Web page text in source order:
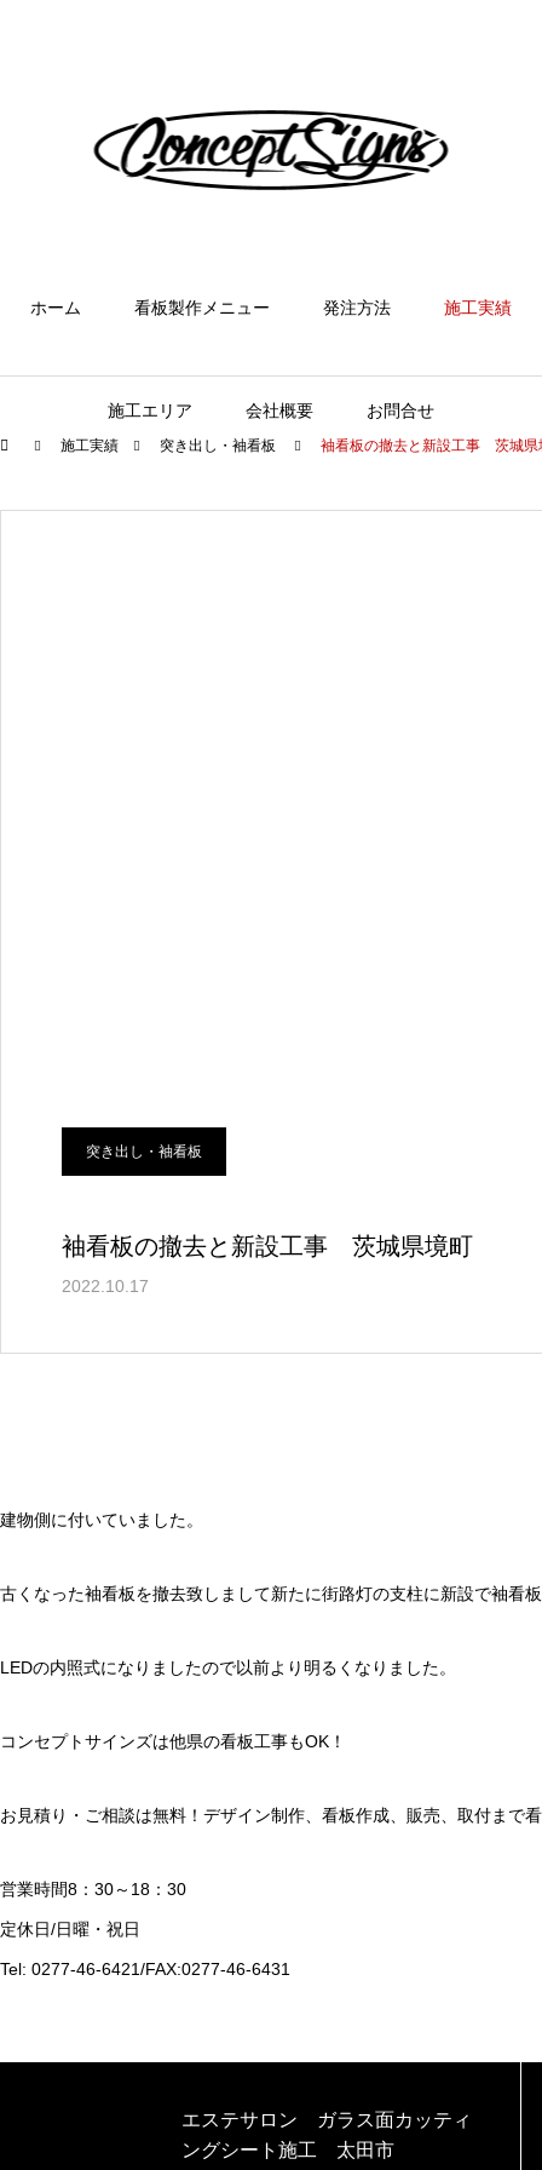
ホーム 看板製作メニュー 発注方法 施工実績
施工エリア 会社概要 お問合せ
施工実績 突き出し・袖看板 袖看板の撤去と新設工事 茨城県
突き出し・袖看板
袖看板の撤去と新設工事 茨城県境町
2022.10.17
建物側に付いていました。
古くなった袖看板を撤去致しまして新たに街路灯の支柱に新設で袖看
LEDの内照式になりましたので以前より明るくなりました。
コンセプトサインズは他県の看板工事もOK！
お見積り・ご相談は無料！デザイン制作、看板作成、販売、取付まで
営業時間8：30～18：30
定休日/日曜・祝日
Tel: 0277-46-6421/FAX:0277-46-6431
エステサロン ガラス面カッティ
ングシート施工 太田市